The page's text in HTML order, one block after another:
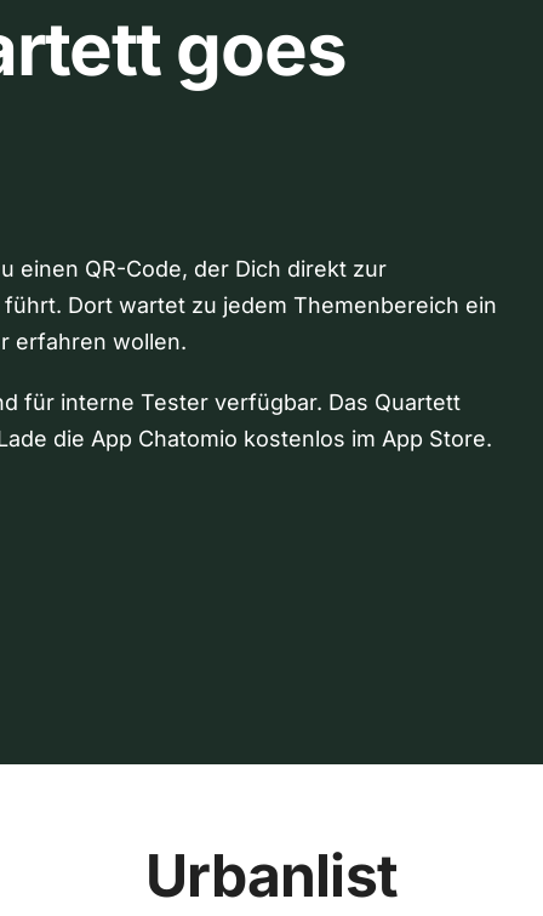
goes
einen QR-Code, der Dich direkt zur
Dort wartet zu jedem Themenbereich ein
erfahren wollen.
für interne Tester verfügbar. Das Quartett
die App Chatomio kostenlos im App Store.
Urbanlist